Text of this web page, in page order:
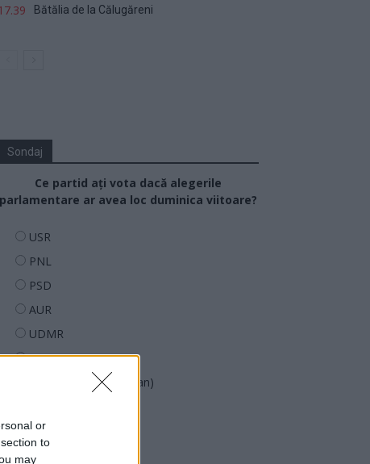
or
to
may
Bătălia de la Călugăreni
Sondaj
Ce partid ați vota dacă alegerile
parlamentare ar avea loc duminica viitoare?
USR
PNL
PSD
AUR
UDMR
PMP (Tomac)
Forța Dreptei (L. Orban)
REPER
SENS